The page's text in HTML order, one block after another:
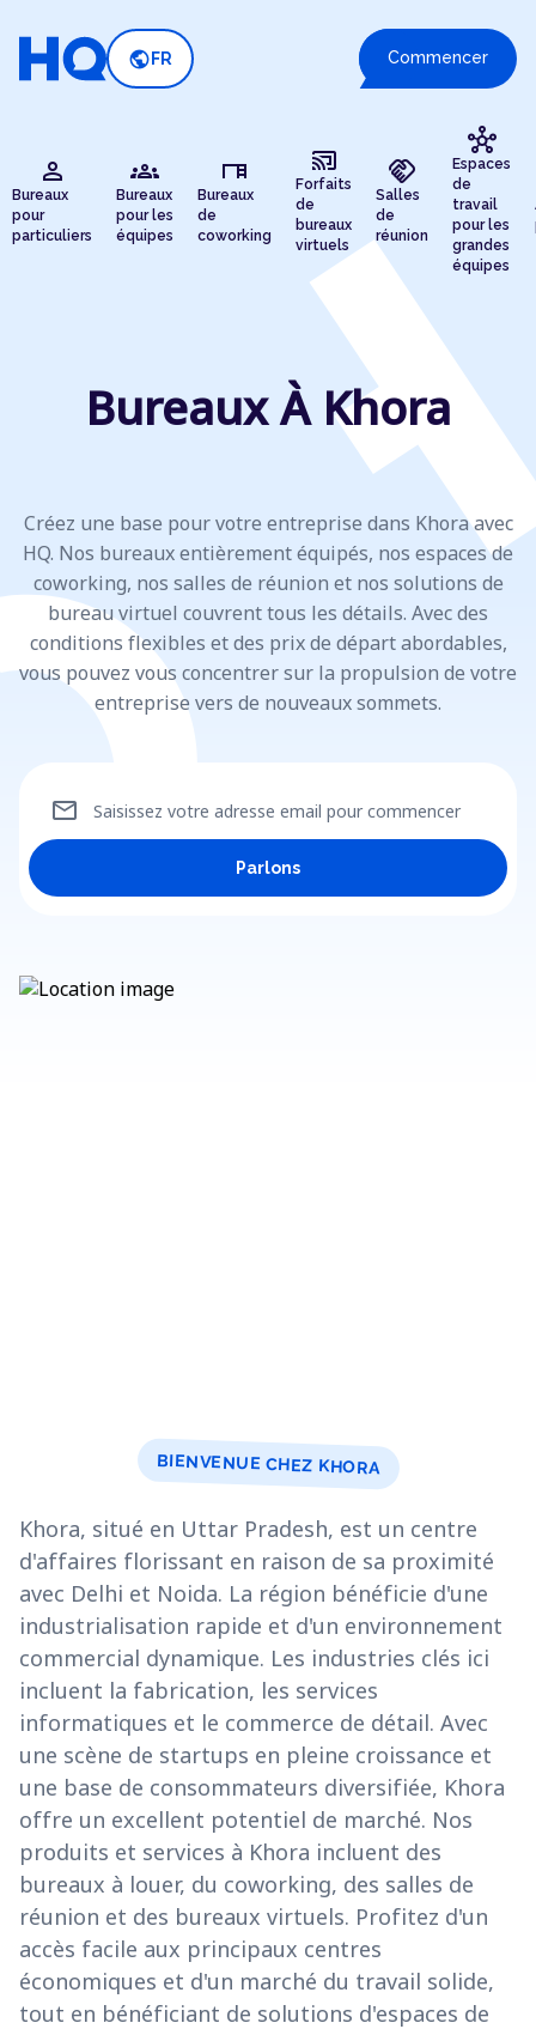
public FR Commencer
person
Bureaux
pour
particuliers
groups
Bureaux
pour les
équipes
desk
Bureaux
de
coworking
cast_connected
Forfaits
de
bureaux
virtuels
handshake
Salles
de
réunion
hub
Espaces
de
travail
pour les
grandes
équipes
Bureaux À Khora
Créez une base pour votre entreprise dans Khora avec
HQ. Nos bureaux entièrement équipés, nos espaces de
coworking, nos salles de réunion et nos solutions de
bureau virtuel couvrent tous les détails. Avec des
conditions flexibles et des prix de départ abordables,
vous pouvez vous concentrer sur la propulsion de votre
entreprise vers de nouveaux sommets.
Saisissez votre adresse email pour commencer
mail
Parlons
BIENVENUE CHEZ KHORA
Khora, situé en Uttar Pradesh, est un centre
d'affaires florissant en raison de sa proximité
avec Delhi et Noida. La région bénéficie d'une
industrialisation rapide et d'un environnement
commercial dynamique. Les industries clés ici
incluent la fabrication, les services
informatiques et le commerce de détail. Avec
une scène de startups en pleine croissance et
une base de consommateurs diversifiée, Khora
offre un excellent potentiel de marché. Nos
produits et services à Khora incluent des
bureaux à louer, du coworking, des salles de
réunion et des bureaux virtuels. Profitez d'un
accès facile aux principaux centres
économiques et d'un marché du travail solide,
tout en bénéficiant de solutions d'espaces de